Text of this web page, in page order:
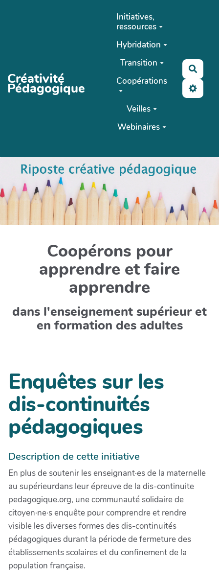
Créativité
Pédagogique
Initiatives,
ressources
Hybridation
Transition
Coopérations
Veilles
Webinaires
Coopérons pour
apprendre et faire
apprendre
dans l'enseignement supérieur et
en formation des adultes
Enquêtes sur les
dis-continuités
pédagogiques
Description de cette initiative
En plus de soutenir les enseignant·es de la maternelle
au supérieurdans leur épreuve de la dis-continuite
pedagogique.org, une communauté solidaire de
citoyen·ne·s enquête pour comprendre et rendre
visible les diverses formes des dis-continuités
pédagogiques durant la période de fermeture des
établissements scolaires et du confinement de la
population française.